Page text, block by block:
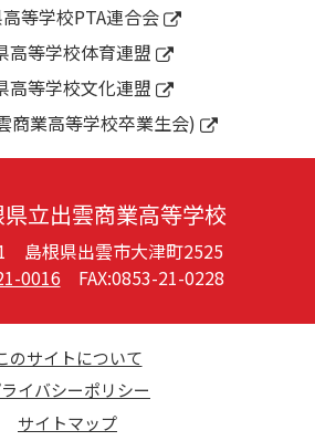
部
活
動
体
験
つ
い
て
ベ
８！！
等学校PTA連合会
高等学校体育連盟
高等学校文化連盟
商業高等学校卒業生会)
県立出雲商業高等学校
島根県出雲市大津町2525
0016 FAX:0853-21-0228
のサイトについて
イバシーポリシー
サイトマップ